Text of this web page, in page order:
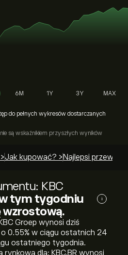
6M 1Y 3Y MAX
do pełnych wykresów dostarczanych
są wskaźnikiem przyszłych wyników
Jak kupować? > Najlepsi
KBC
tym tygodniu
i
Groep wynosi dziś
‎0.55‎% w ciągu ostatnich 24
ostatniego tygodnia.
rynkowa dla: KBC.BR wynosi